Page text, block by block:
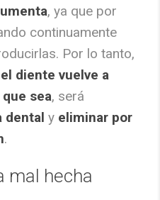
, ya que por
continuamente
Por lo tanto,
diente vuelve a
sea, será
dental y eliminar por
.
mal hecha